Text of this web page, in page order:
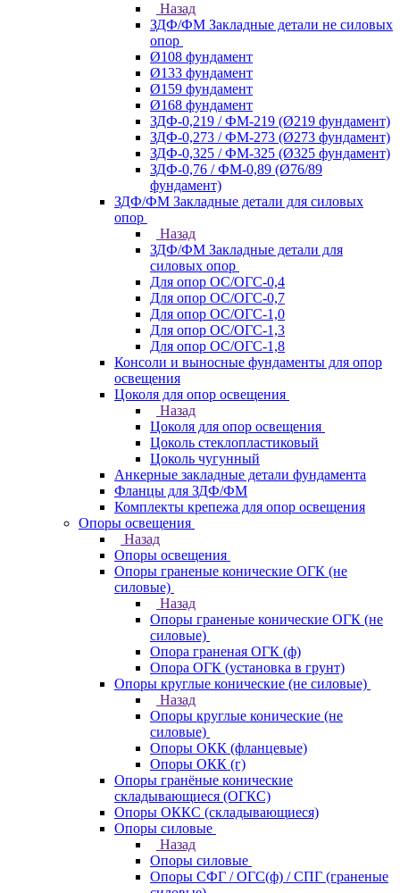
Назад
ЗДФ/ФМ Закладные детали не силовых
опор
Ø108 фундамент
Ø133 фундамент
Ø159 фундамент
Ø168 фундамент
ЗДФ-0,219 / ФМ-219 (Ø219 фундамент)
ЗДФ-0,273 / ФМ-273 (Ø273 фундамент)
ЗДФ-0,325 / ФМ-325 (Ø325 фундамент)
ЗДФ-0,76 / ФМ-0,89 (Ø76/89
фундамент)
ЗДФ/ФМ Закладные детали для силовых
опор
Назад
ЗДФ/ФМ Закладные детали для
силовых опор
Для опор ОС/ОГС-0,4
Для опор ОС/ОГС-0,7
Для опор ОС/ОГС-1,0
Для опор ОС/ОГС-1,3
Для опор ОС/ОГС-1,8
Консоли и выносные фундаменты для опор
освещения
Цоколя для опор освещения
Назад
Цоколя для опор освещения
Цоколь стеклопластиковый
Цоколь чугунный
Анкерные закладные детали фундамента
Фланцы для ЗДФ/ФМ
Комплекты крепежа для опор освещения
Опоры освещения
Назад
Опоры освещения
Опоры граненые конические ОГК (не
силовые)
Назад
Опоры граненые конические ОГК (не
силовые)
Опора граненая ОГК (ф)
Опора ОГК (установка в грунт)
Опоры круглые конические (не силовые)
Назад
Опоры круглые конические (не
силовые)
Опоры ОКК (фланцевые)
Опоры ОКК (г)
Опоры гранёные конические
складывающиеся (ОГКС)
Опоры ОККС (складывающиеся)
Опоры силовые
Назад
Опоры силовые
Опоры СФГ / ОГС(ф) / СПГ (граненые